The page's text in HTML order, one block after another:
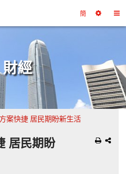
簡
擇
換
財經
案快捷 居民期盼新生活
居民期盼